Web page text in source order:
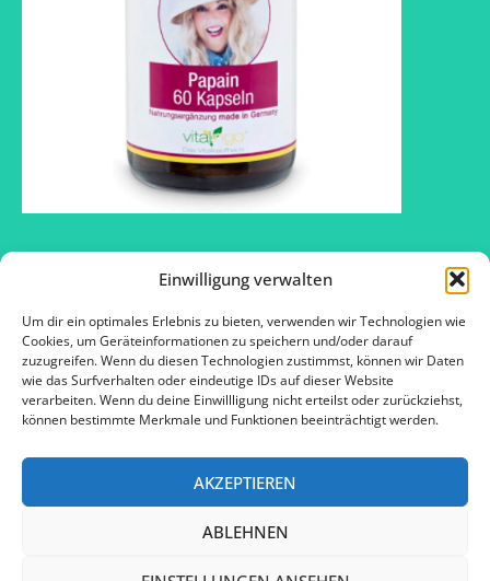
Einwilligung verwalten
Um dir ein optimales Erlebnis zu bieten, verwenden wir Technologien wie
Cookies, um Geräteinformationen zu speichern und/oder darauf
zuzugreifen. Wenn du diesen Technologien zustimmst, können wir Daten
wie das Surfverhalten oder eindeutige IDs auf dieser Website
verarbeiten. Wenn du deine Einwillligung nicht erteilst oder zurückziehst,
können bestimmte Merkmale und Funktionen beeinträchtigt werden.
AKZEPTIEREN
ABLEHNEN
2016 © SOS – Schlank ohne Sport ™
Kontakt